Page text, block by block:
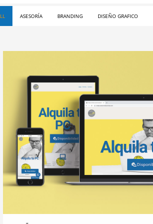
ASESORÍA BRANDING DISEÑO GRAFICO